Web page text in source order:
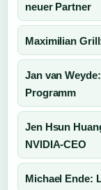
neuer Partner
Maximilian
Jan van
Programm
Jen Hsun
NVIDIA-CEO
Michael Ende: